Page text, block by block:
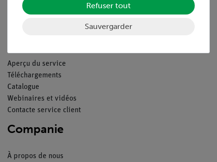
Déclaration de confidentialité
Aperçu du service
Téléchargements
Catalogue
Webinaires et vidéos
Contacte service client
Companie
À propos de nous
Refuser tout
Sauvergarder